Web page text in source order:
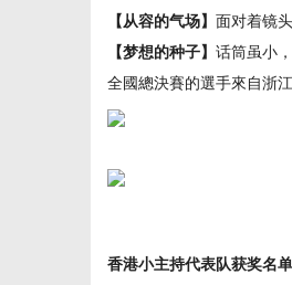
【从容的气场】 面对着镜
【梦想的种子】 话筒虽小
全國總決賽的選手來自浙
香港小主持代表队获奖名